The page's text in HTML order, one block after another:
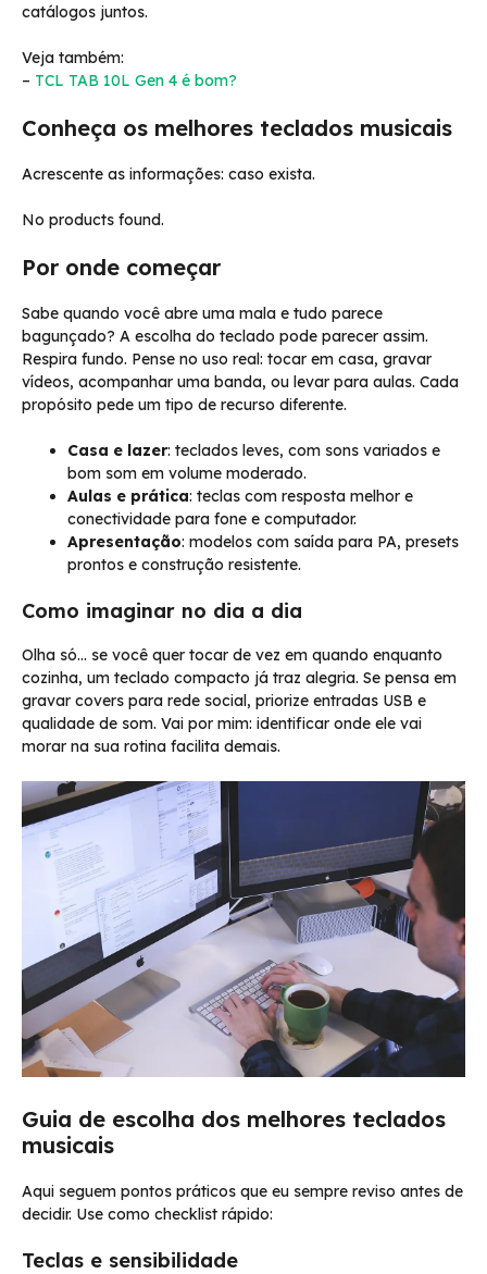
catálogos juntos.
Veja também:
– TCL TAB 10L Gen 4 é bom?
Conheça os melhores teclados musicais
Acrescente as informações: caso exista.
No products found.
Por onde começar
Sabe quando você abre uma mala e tudo parece
bagunçado? A escolha do teclado pode parecer assim.
Respira fundo. Pense no uso real: tocar em casa, gravar
vídeos, acompanhar uma banda, ou levar para aulas. Cada
propósito pede um tipo de recurso diferente.
Casa e lazer: teclados leves, com sons variados e
bom som em volume moderado.
Aulas e prática: teclas com resposta melhor e
conectividade para fone e computador.
Apresentação: modelos com saída para PA, presets
prontos e construção resistente.
Como imaginar no dia a dia
Olha só… se você quer tocar de vez em quando enquanto
cozinha, um teclado compacto já traz alegria. Se pensa em
gravar covers para rede social, priorize entradas USB e
qualidade de som. Vai por mim: identificar onde ele vai
morar na sua rotina facilita demais.
Guia de escolha dos melhores teclados
musicais
Aqui seguem pontos práticos que eu sempre reviso antes de
decidir. Use como checklist rápido:
Teclas e sensibilidade